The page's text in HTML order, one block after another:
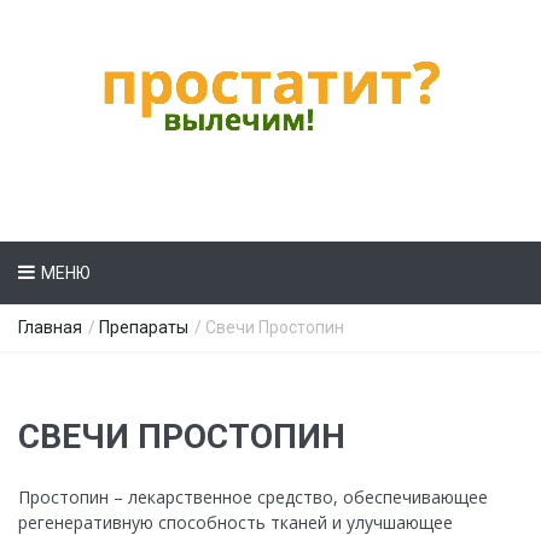
МЕНЮ
Главная / Препараты / Свечи Простопин
СВЕЧИ ПРОСТОПИН
Простопин – лекарственное средство, обеспечивающее
регенеративную способность тканей и улучшающее